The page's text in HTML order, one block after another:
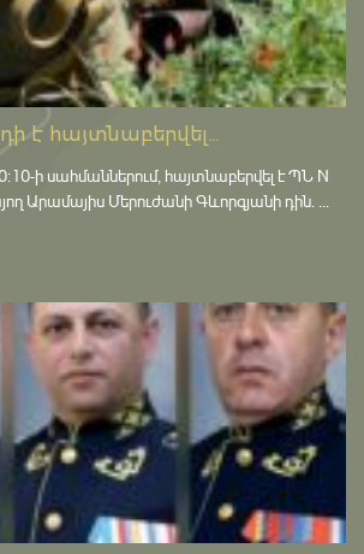
է հայտնաբերվել...
ի սահմաններում, հայտնաբերվել է ՊՆ N
Արամայիս Մերուժանի Գևորգյանի դին. ...